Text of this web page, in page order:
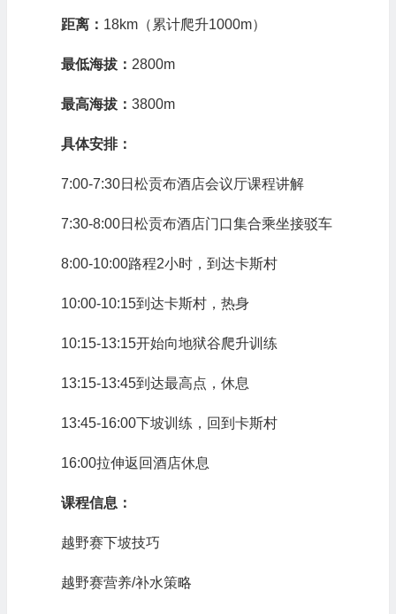
距离： 18km（累计爬升1000m）
最低海拔： 2800m
最高海拔： 3800m
具体安排：
7:00-7:30日松贡布酒店会议厅课程讲解
7:30-8:00日松贡布酒店门口集合乘坐接驳车
8:00-10:00路程2小时，到达卡斯村
10:00-10:15到达卡斯村，热身
10:15-13:15开始向地狱谷爬升训练
13:15-13:45到达最高点，休息
13:45-16:00下坡训练，回到卡斯村
16:00拉伸返回酒店休息
课程信息：
越野赛下坡技巧
越野赛营养/补水策略